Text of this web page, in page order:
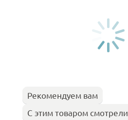
Рекомендуем вам
С этим товаром смотрели